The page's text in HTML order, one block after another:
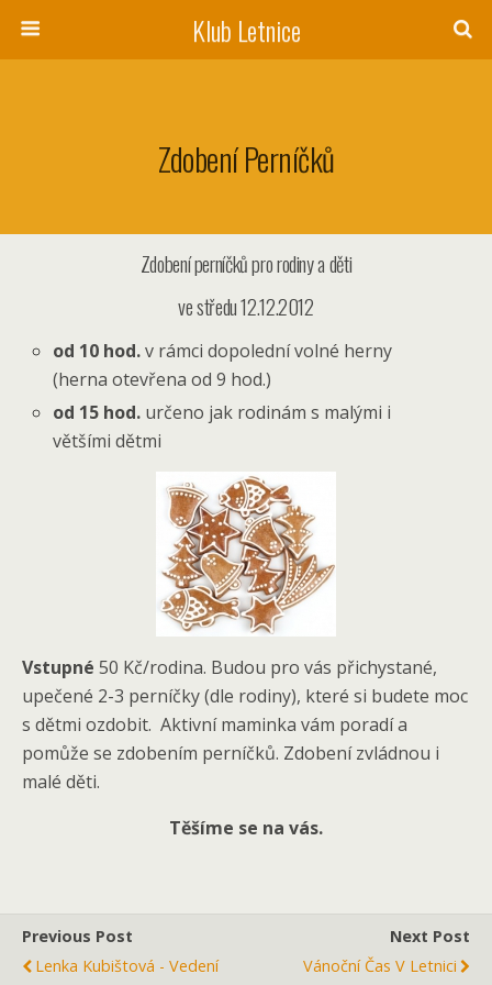
Klub Letnice
Zdobení Perníčků
Zdobení perníčků pro rodiny a děti
ve středu 12.12.2012
od 10 hod.v rámci dopolední volné herny
(herna otevřena od 9 hod.)
od 15 hod. určeno jak rodinám s malými i
většími dětmi
Vstupné 50 Kč/rodina. Budou pro vás přichystané,
upečené 2-3 perníčky (dle rodiny), které si budete moc
s dětmi ozdobit. Aktivní maminka vám poradí a
pomůže se zdobením perníčků. Zdobení zvládnou i
malé děti.
Těšíme se na vás.
Previous Post
Lenka Kubištová - Vedení
Next Post
Vánoční Čas V Letnici